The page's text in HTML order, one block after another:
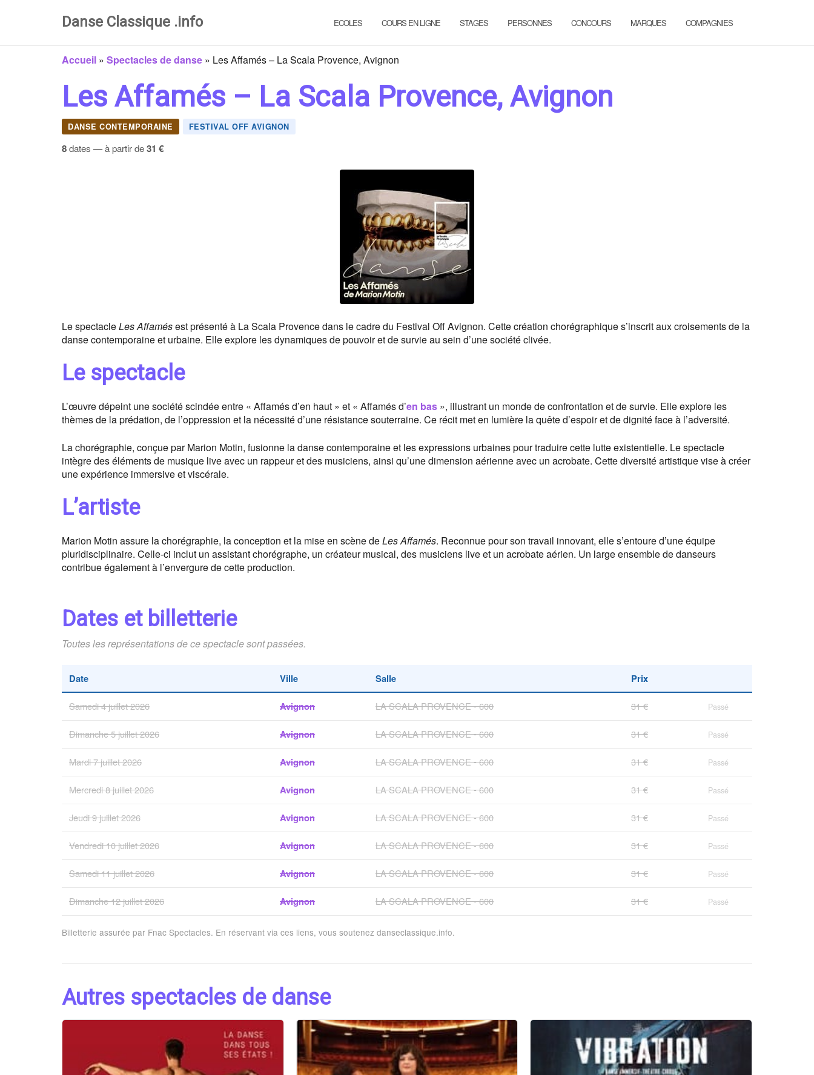
Danse Classique .info ECOLES COURS EN LIGNE STAGES PERSONNES CONCOURS MARQUES COMPAGNIES
Accueil » Spectacles de danse » Les Affamés – La Scala Provence, Avignon
Les Affamés – La Scala Provence, Avignon
DANSE CONTEMPORAINE FESTIVAL OFF AVIGNON
8dates — à partir de31 €
Le spectacleLes Affamésest présenté à La Scala Provence dans le cadre du Festival Off Avignon. Cette création chorégraphique s’inscrit aux croisements de la
danse contemporaine et urbaine. Elle explore les dynamiques de pouvoir et de survie au sein d’une société clivée.
Le spectacle
L’œuvre dépeint une société scindée entre « Affamés d’en haut » et « Affamés d’en bas », illustrant un monde de confrontation et de survie. Elle explore les
thèmes de la prédation, de l’oppression et la nécessité d’une résistance souterraine. Ce récit met en lumière la quête d’espoir et de dignité face à l’adversité.
La chorégraphie, conçue par Marion Motin, fusionne la danse contemporaine et les expressions urbaines pour traduire cette lutte existentielle. Le spectacle
intègre des éléments de musique live avec un rappeur et des musiciens, ainsi qu’une dimension aérienne avec un acrobate. Cette diversité artistique vise à créer
une expérience immersive et viscérale.
L’artiste
Marion Motin assure la chorégraphie, la conception et la mise en scène deLes Affamés. Reconnue pour son travail innovant, elle s’entoure d’une équipe
pluridisciplinaire. Celle-ci inclut un assistant chorégraphe, un créateur musical, des musiciens live et un acrobate aérien. Un large ensemble de danseurs
contribue également à l’envergure de cette production.
Dates et billetterie
Toutes les représentations de ce spectacle sont passées.
Date Ville Salle Prix
Samedi 4 juillet 2026 Avignon LA SCALA PROVENCE - 600 31 € Passé
Dimanche 5 juillet 2026 Avignon LA SCALA PROVENCE - 600 31 € Passé
Mardi 7 juillet 2026 Avignon LA SCALA PROVENCE - 600 31 € Passé
Mercredi 8 juillet 2026 Avignon LA SCALA PROVENCE - 600 31 € Passé
Jeudi 9 juillet 2026 Avignon LA SCALA PROVENCE - 600 31 € Passé
Vendredi 10 juillet 2026 Avignon LA SCALA PROVENCE - 600 31 € Passé
Samedi 11 juillet 2026 Avignon LA SCALA PROVENCE - 600 31 € Passé
Dimanche 12 juillet 2026 Avignon LA SCALA PROVENCE - 600 31 € Passé
Billetterie assurée par Fnac Spectacles. En réservant via ces liens, vous soutenez danseclassique.info.
Autres spectacles de danse